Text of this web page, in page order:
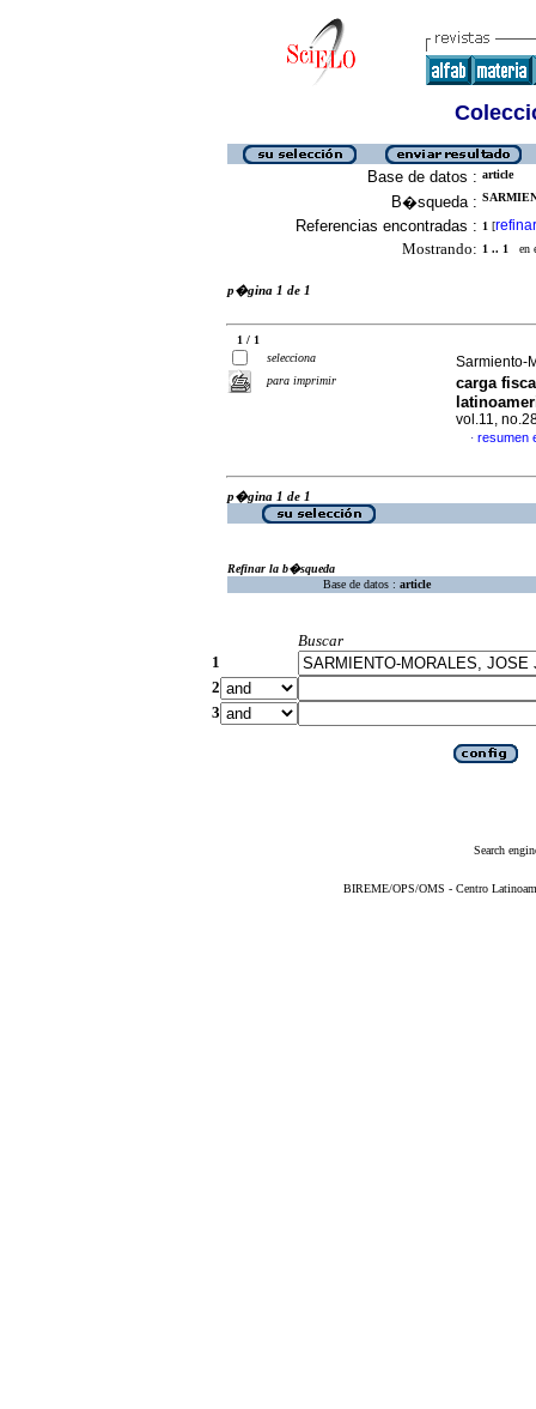
Base de datos : article
B�squeda :
Referencias encontradas : 1 [refinar
Mostrando: 1 .. 1 en
p�gina 1 de 1
1 / 1
selecciona
para imprimir
Sarmiento-
carga
vol.11,
· resumen
p�gina 1 de 1
Refinar la b�squeda
Base de datos : article
Buscar
1
2
3
Search
BIREME/OPS/OMS - Centro